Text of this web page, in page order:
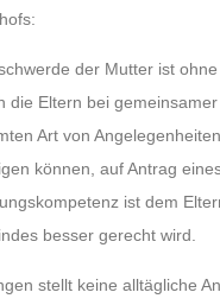
der Mutter ist
die Eltern bei
Art von
können, auf Antrag
ist dem
besser gerecht wird.
stellt keine alltägliche